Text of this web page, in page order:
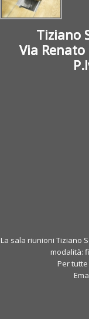
Tiziano
Via
La sala riunioni Tiziano
modalità:
Per